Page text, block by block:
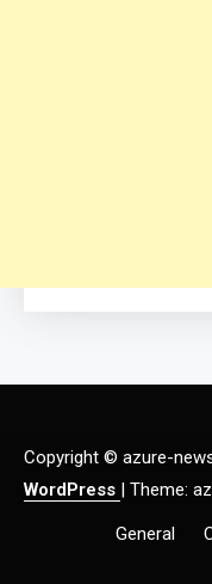
Copyright © azure-
WordPress | Theme:
General